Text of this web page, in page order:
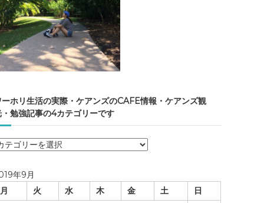
ーホリ生活の実際・ケアンズのCAFE情報・ケアンズ観
・勉強記事の4カテゴリーです
年9月
月
火 水 木 金 土
日